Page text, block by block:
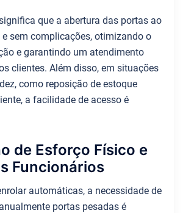
que a abertura das portas ao
sem complicações, otimizando o
e garantindo um atendimento
clientes. Além disso, em situações
como reposição de estoque
a facilidade de acesso é
de Esforço Físico e
Funcionários
automáticas, a necessidade de
portas pesadas é